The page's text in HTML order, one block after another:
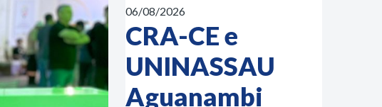
06/08/2026
CRA-CE e
UNINASSAU
Aguanambi